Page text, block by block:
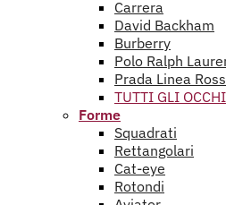
Carrera
David Backham
Burberry
Polo Ralph
Prada Linea
TUTTI GLI
Forme
Squadrati
Rettangolari
Cat-eye
Rotondi